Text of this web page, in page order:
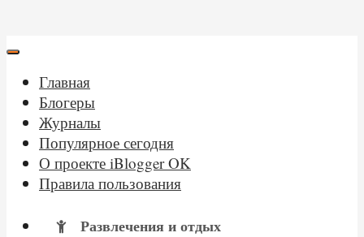
Главная
Блогеры
Журналы
Популярное сегодня
О проекте iBlogger OK
Правила пользования
Развлечения и отдых